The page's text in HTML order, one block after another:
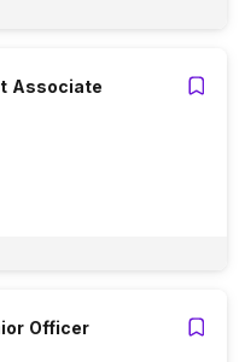
Associate
Officer